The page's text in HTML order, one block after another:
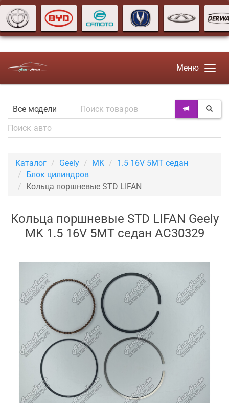
Меню
Каталог Geely MK
1.5 16V 5MT седан
Блок цилиндров
Кольца поршневые STD LIFAN
Кольца поршневые STD LIFAN Geely
MK 1.5 16V 5MT седан AC30329